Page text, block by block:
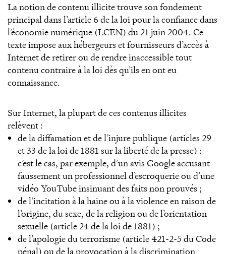
La notion de contenu illicite trouve son fondement
principal dans l’article 6 de la loi pour la confiance dans
l’économie numérique (LCEN) du 21 juin 2004. Ce
texte impose aux hébergeurs et fournisseurs d’accès à
Internet de retirer ou de rendre inaccessible tout
contenu contraire à la loi dès qu’ils en ont eu
connaissance.
Sur Internet, la plupart de ces contenus illicites
relèvent :
de la diffamation et de l’injure publique (articles 29
et 33 de la loi de 1881 sur la liberté de la presse) :
c’est le cas, par exemple, d’un avis Google accusant
faussement un professionnel d’escroquerie ou d’une
vidéo YouTube insinuant des faits non prouvés ;
de l’incitation à la haine ou à la violence en raison de
l’origine, du sexe, de la religion ou de l’orientation
sexuelle (article 24 de la loi de 1881) ;
de l’apologie du terrorisme (article 421-2-5 du Code
pénal) ou de la provocation à la discrimination